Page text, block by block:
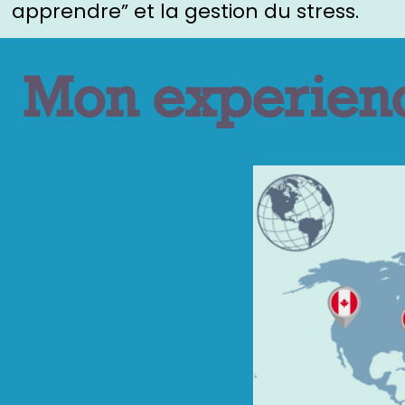
apprendre” et la gestion du stress.
Mon